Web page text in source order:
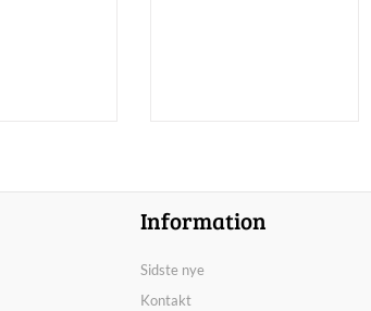
Information
Sidste nye
Kontakt